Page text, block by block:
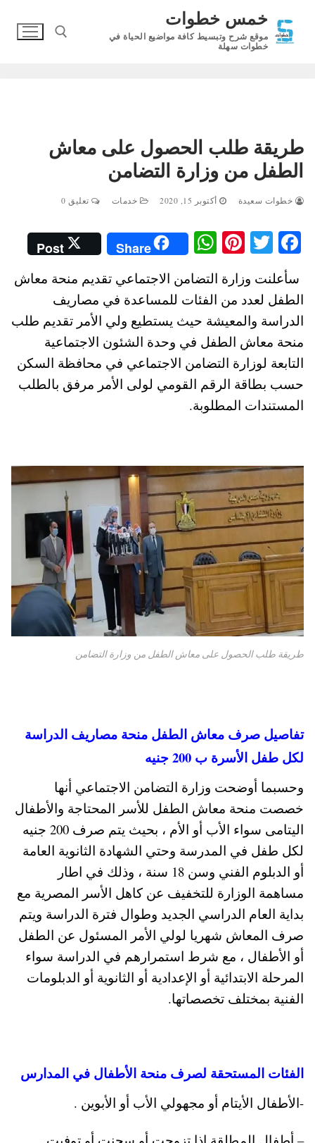
المحتوى
خمس خطوات
موقع شرح وتبسيط كافة مواضيع الحياة في
خطوات سهلة
طريقة طلب الحصول على معاش
الطفل من وزارة التضامن
خطوات سعيدة أكتوبر 15, 2020 خدمات تعليق 0
Fa
ce
bo
ok
T
wi
tte
r
Pi
nt
er
es
t
W
ha
ts
A
pp
Share
Post
سأعلنت وزارة التضامن الاجتماعي تقديم منحة معاش
الطفل لعدد من الفئات للمساعدة في مصاريف
الدراسة والمعيشة حيث يستطيع ولي الأمر تقديم طلب
منحة معاش الطفل في وحدة الشئون الاجتماعية
التابعة لوزارة التضامن الاجتماعي في محافظة السكن
حسب بطاقة الرقم القومي لولى الأمر مرفق بالطلب
المستندات المطلوبة.
طريقة طلب الحصول على معاش الطفل من وزارة التضامن
تفاصيل صرف معاش الطفل منحة مصاريف الدراسة
لكل طفل الأسرة ب 200 جنيه
وحسبما أوضحت وزارة التضامن الاجتماعي أنها
خصصت منحة معاش الطفل للأسر المحتاجة والأطفال
اليتامى سواء الأب أو الأم ، بحيث يتم صرف 200 جنيه
لكل طفل في المدرسة وحتي الشهادة الثانوية العامة
أو الدبلوم الفني وسن 18 سنة ، وذلك في اطار
مساهمة الوزارة للتخفيف عن كاهل الأسر المصرية مع
بداية العام الدراسي الجديد وطوال فترة الدراسة ويتم
صرف المعاش شهريا لولي الأمر المسئول عن الطفل
أو الأطفال ، مع شرط استمرارهم في الدراسة سواء
المرحلة الابتدائية أو الإعدادية أو الثانوية أو الدبلومات
الفنية بمختلف تخصصاتها.
الفئات المستحقة لصرف منحة الأطفال في المدارس
-الأطفال الأيتام أو مجهولي الأب أو الأبوين .